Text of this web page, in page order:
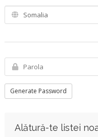
Generate Password
Alătură-te listei